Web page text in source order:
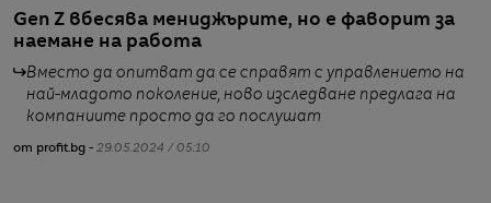
Gen Z вбесява мениджърите, но е фаворит за
наемане на работа
Вместо да опитват да се справят с управлението на
най-младото поколение, ново изследване предлага на
компаниите просто да го послушат
от profit.bg - 29.05.2024 / 05:10